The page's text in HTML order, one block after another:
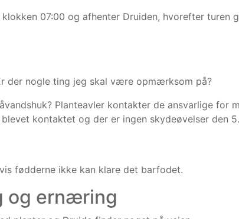
07:00 og afhenter Druiden, hvorefter turen
der nogle ting jeg skal være opmærksom på?
Planteavler kontakter de ansvarlige for
blevet kontaktet og der er ingen skydeøvelser den
fødderne ikke kan klare det barfodet.
og ernæring